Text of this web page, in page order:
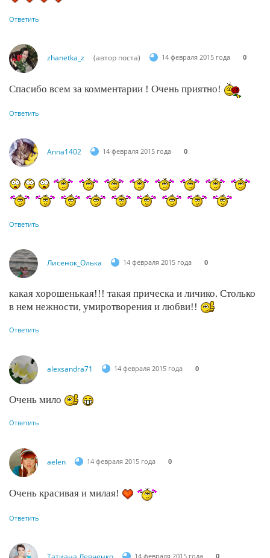
Ответить
zhanetka_z (автор поста) 14 февраля 2015 года 0
Спасибо всем за комментарии ! Очень приятно!
Ответить
Anna1402 14 февраля 2015 года 0
Ответить
Лисенок_Олька 14 февраля 2015 года 0
какая хорошенькая!!! такая прическа и личико. Столько
в нем нежности, умиротворения и любви!!
Ответить
alexsandra71 14 февраля 2015 года 0
Очень мило
Ответить
aelen 14 февраля 2015 года 0
Очень красивая и милая!
Ответить
14 февраля 2015 года 0